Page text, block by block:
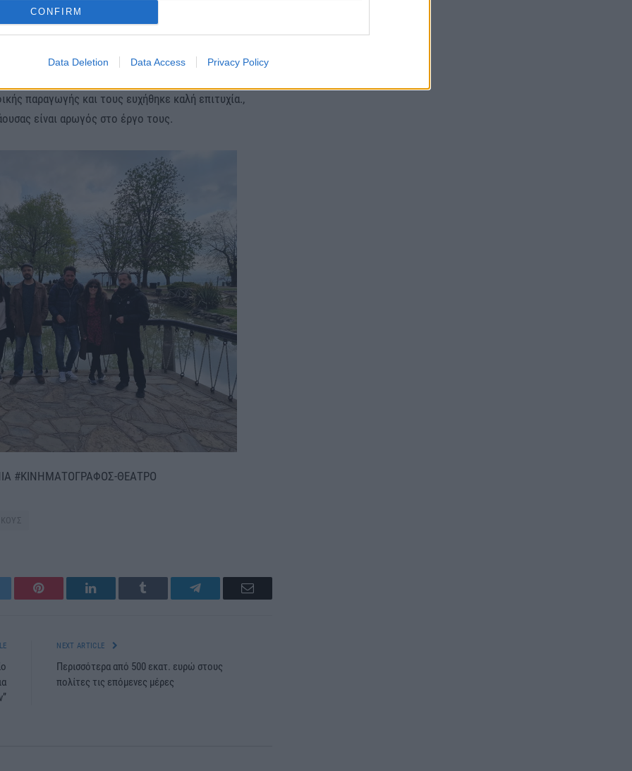
CONFIRM
Data Deletion Data Access Privacy Policy
στη Νάουσα ο Αντιδήμαρχος Πολιτισμού
σήμερα Πέμπτη (14.04.2022) με τους
παραγωγής και τους ευχήθηκε καλή επιτυχία.,
είναι αρωγός στο έργο τους.
#ΚΙΝΗΜΑΤΟΓΡΑΦΟΣ-ΘΕΑΤΡΟ
Pinterest LinkedIn Tumblr Telegram Email
NEXT ARTICLE
Περισσότερα από 500 εκατ. ευρώ στους
πολίτες τις επόμενες μέρες